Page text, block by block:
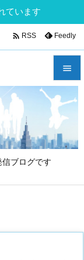
ています
ブログです


メニュ

サイド


 RSS Feedly